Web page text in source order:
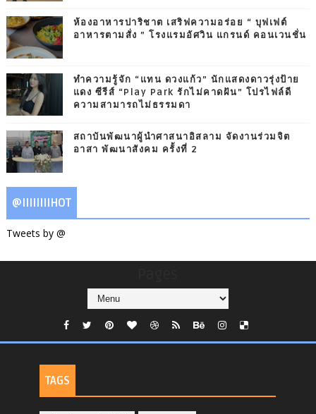
ห้องอาหารปาริชาต เสริฟความอร่อย “ บุฟเฟต์
อาหารตามสั่ง ” โรงแรมอัศวิน แกรนด์ คอนเวนชั่น
ทำความรู้จัก “แทน ดวงแก้ว” นักแสดงดาวรุ่งป้าย
แดง ซีรีส์ “Play Park รักไม่คาดฝัน” โปรไฟล์ดี
ความสามารถไม่ธรรมดา
สถาบันพัฒนาผู้นำศาสนาอิสลาม จัดงานร่วมจิต
อาสา พัฒนาสังคม ครั้งที่ 2
@IIIIIIIIHOT
Tweets by @
TAGS